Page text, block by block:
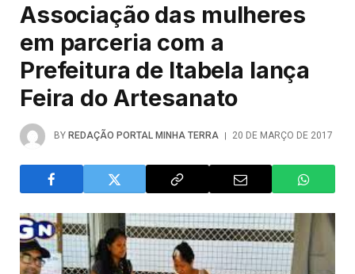
Associação das mulheres
em parceria com a
Prefeitura de Itabela lança
Feira do Artesanato
BY REDAÇÃO PORTAL MINHA TERRA 20 DE MARÇO DE 2017